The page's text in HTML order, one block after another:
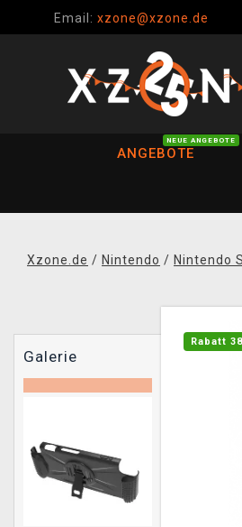
Email: xzone@xzone.de
ANGEBOTE
NEUE ANGEBOTE
Xzone.de / Nintendo / Nintendo
Galerie
Rabatt